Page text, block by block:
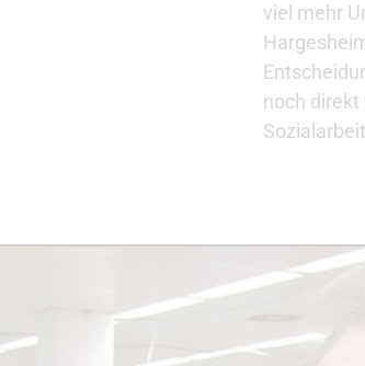
viel mehr
noch